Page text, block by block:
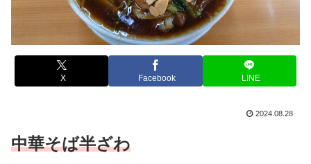
X Facebook LINE
2024.08.28
中華そば半ざわ